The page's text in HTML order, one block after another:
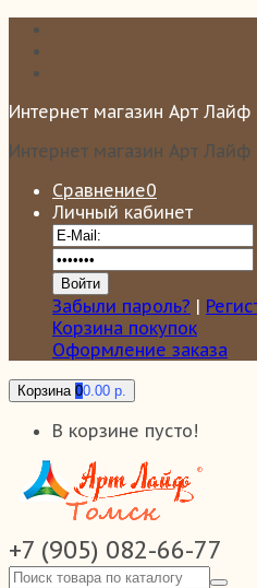
Интернет магазин Арт Лайф
Интернет магазин Арт Лайф
Сравнение0
Личный кабинет
Забыли пароль? |
Корзина покупок
Оформление заказа
Корзина 00.00 р.
В корзине пусто!
+7 (905) 082-66-77